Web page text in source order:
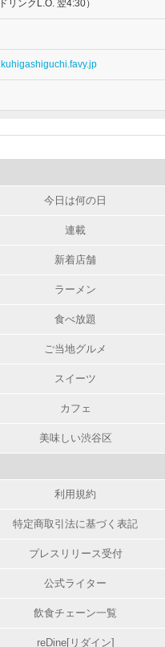
リンクL.O. 翌4:30）
今日は何の日
連載
新着店舗
ラーメン
食べ放題
ご当地グルメ
スイーツ
カフェ
美味しい渋谷区
利用規約
特定商取引法に基づく表記
プレスリリース受付
公式ライター
飲食チェーン一覧
reDine[リダイン]